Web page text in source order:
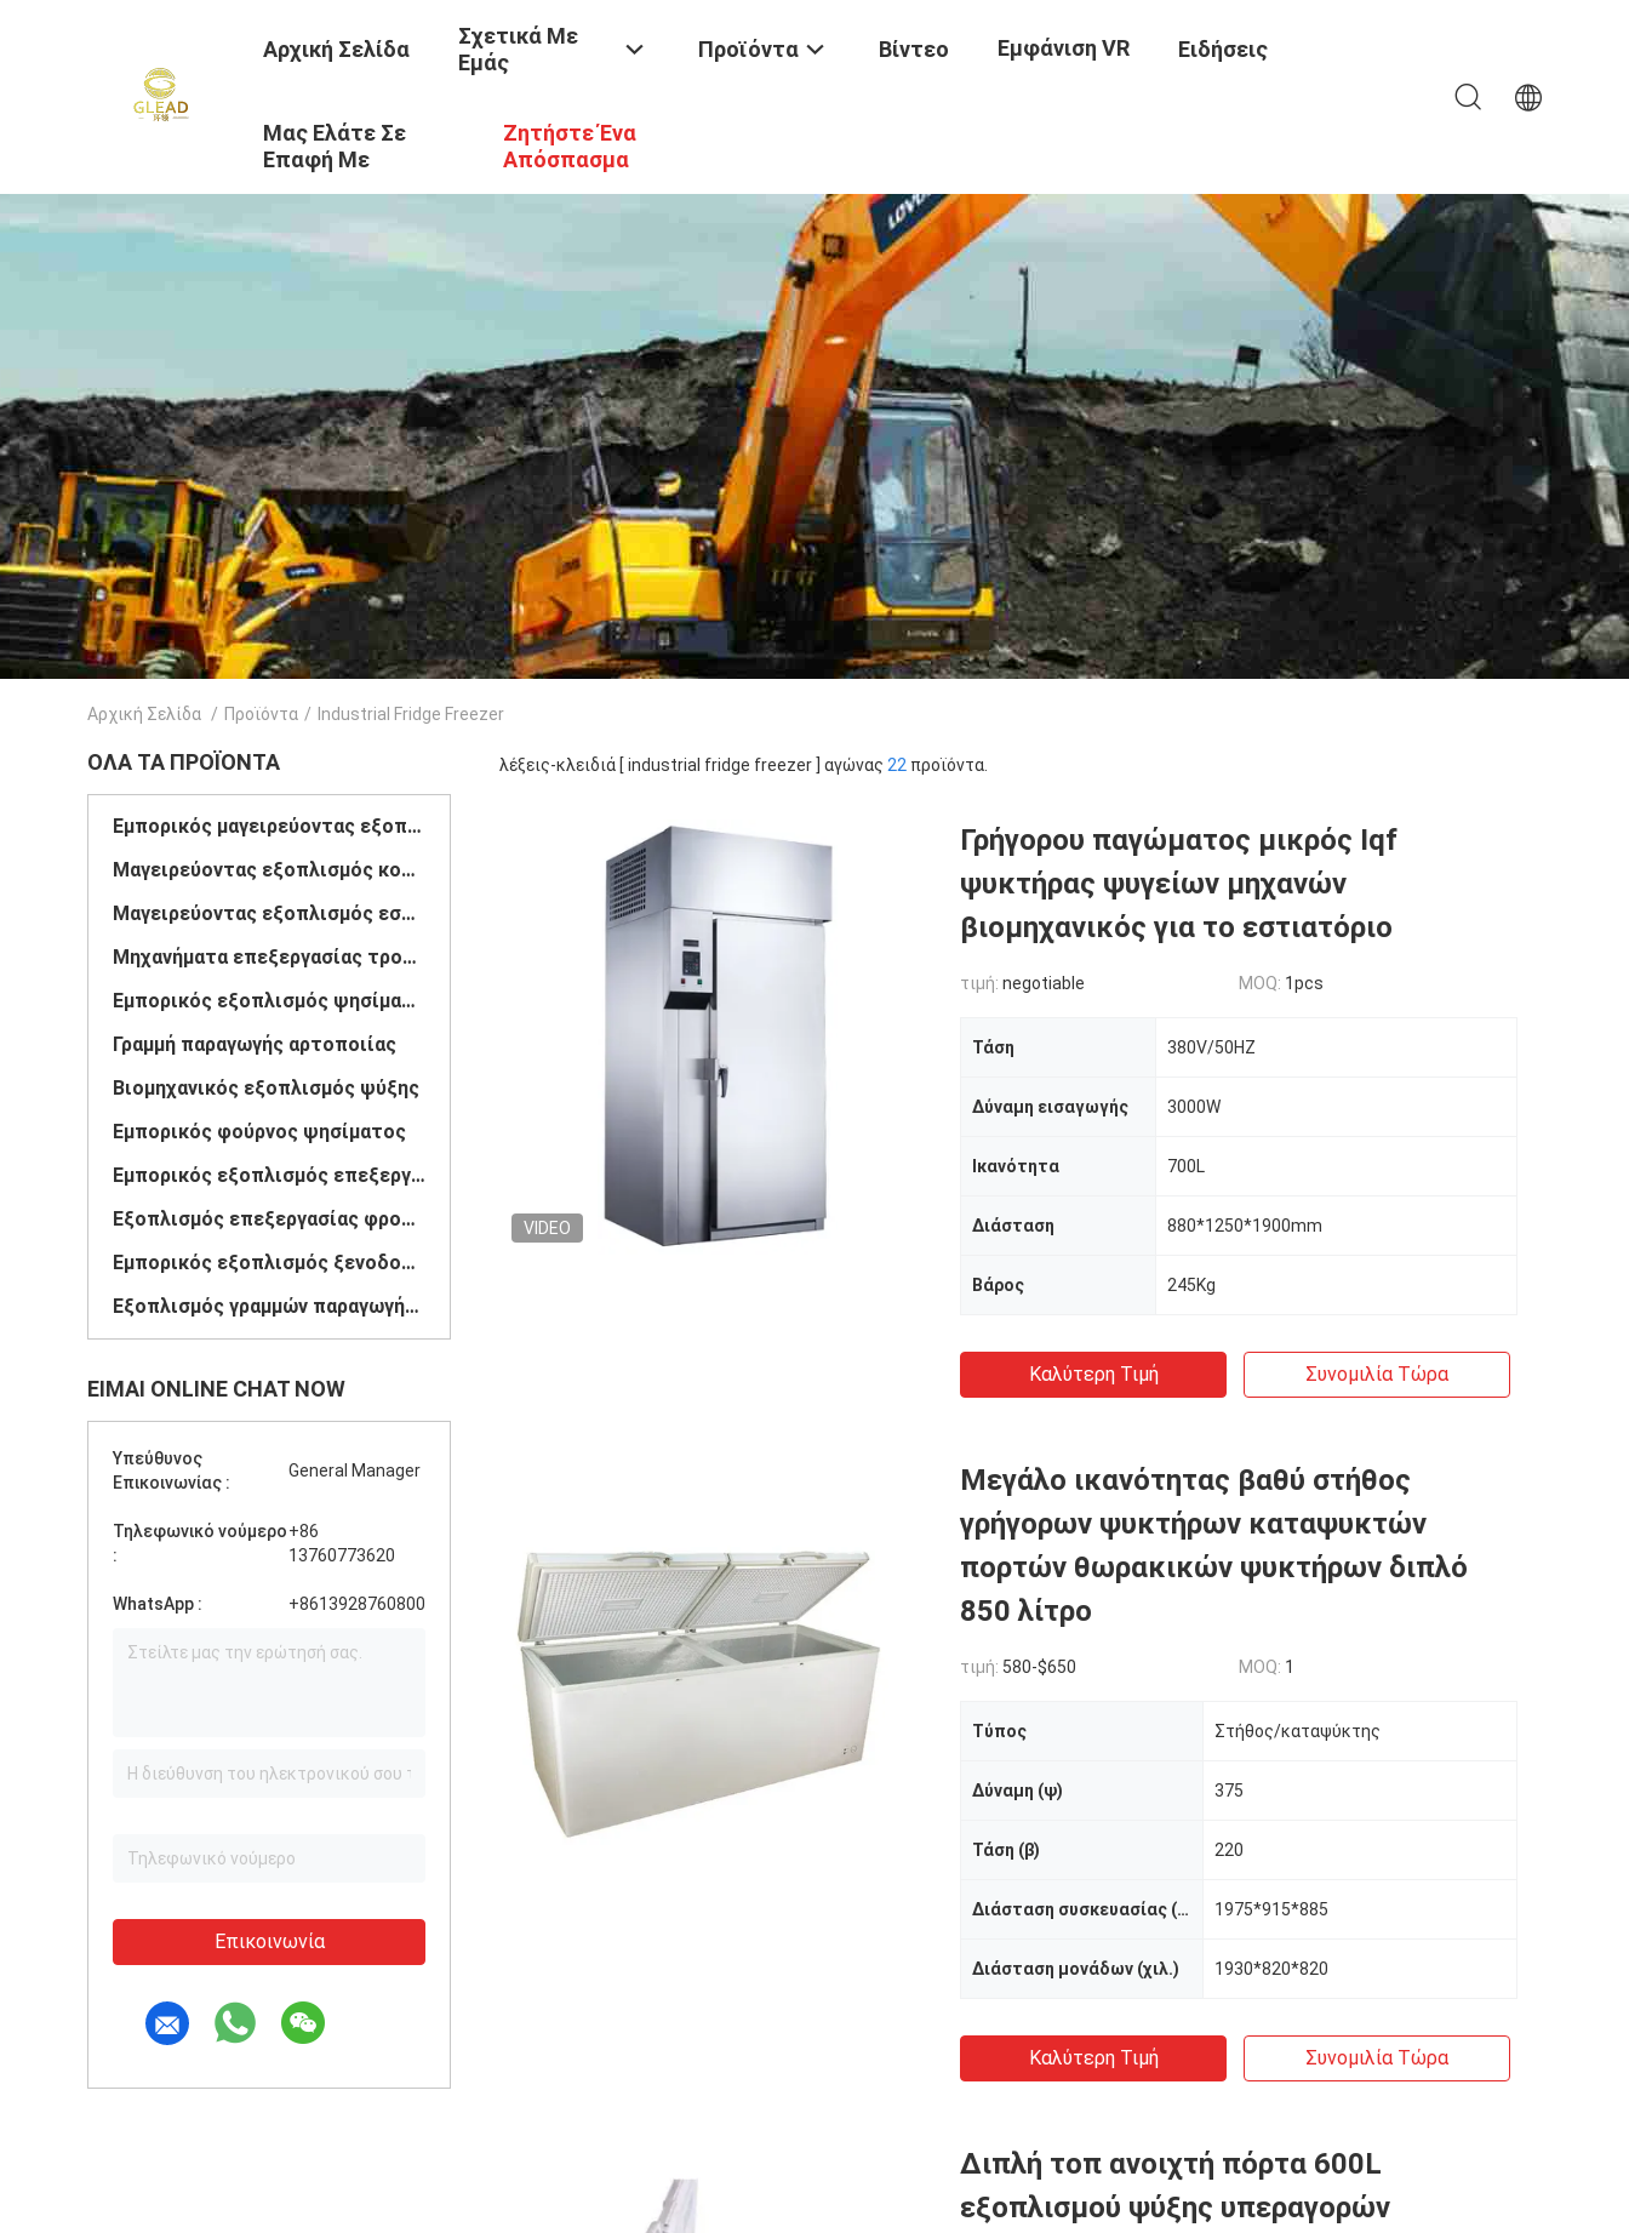
Αρχική Σελίδα
Σχετικά Με
Εμάς
Προϊόντα Βίντεο Εμφάνιση VR Ειδήσεις
Μας Ελάτε Σε
Επαφή Με
Ζητήστε Ένα
Απόσπασμα
Αρχική Σελίδα / Προϊόντα / Industrial Fridge Freezer
ΌΛΑ ΤΑ ΠΡΟΪΌΝΤΑ
Εμπορικός μαγειρεύοντας εξοπλισμός
Μαγειρεύοντας εξοπλισμός κουζινών
Μαγειρεύοντας εξοπλισμός εστιατορίων
Μηχανήματα επεξεργασίας τροφίμων
Εμπορικός εξοπλισμός ψησίματος
Γραμμή παραγωγής αρτοποιίας
Βιομηχανικός εξοπλισμός ψύξης
Εμπορικός φούρνος ψησίματος
Εμπορικός εξοπλισμός επεξεργασίας κρέατος
Εξοπλισμός επεξεργασίας φρούτων και λαχανικών
Εμπορικός εξοπλισμός ξενοδοχείων
Εξοπλισμός γραμμών παραγωγής προϊόντων
ΕΊΜΑΙ ONLINE CHAT NOW
Υπεύθυνος
Επικοινωνίας :
General Manager
Τηλεφωνικό νούμερο
:
+86
13760773620
WhatsApp : +8613928760800
Επικοινωνία
λέξεις-κλειδιά [ industrial fridge freezer ] αγώνας 22 προϊόντα.
VIDEO
Γρήγορου παγώματος μικρός Iqf
ψυκτήρας ψυγείων μηχανών
βιομηχανικός για το εστιατόριο
τιμή: negotiable MOQ: 1pcs
Τάση 380V/50HZ
Δύναμη εισαγωγής 3000W
Ικανότητα 700L
Διάσταση 880*1250*1900mm
Βάρος 245Kg
Καλύτερη Τιμή Συνομιλία Τώρα
Μεγάλο ικανότητας βαθύ στήθος
γρήγορων ψυκτήρων καταψυκτών
πορτών θωρακικών ψυκτήρων διπλό
850 λίτρο
τιμή: 580-$650 MOQ: 1
Τύπος Στήθος/καταψύκτης
Δύναμη (ψ) 375
Τάση (β) 220
Διάσταση συσκευασίας (χιλ.) 1975*915*885
Διάσταση μονάδων (χιλ.) 1930*820*820
Καλύτερη Τιμή Συνομιλία Τώρα
Διπλή τοπ ανοιχτή πόρτα 600L
εξοπλισμού ψύξης υπεραγορών